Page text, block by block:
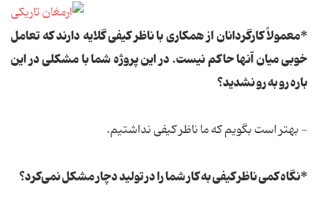
*معمولاً کارگردانان از همکاری با ناظر کیفی گلایه دارند که تعامل
خوبی میان آنها حاکم نیست. در این پروژه شما با مشکلی در این
باره رو به رو نشدید؟
- بهتر است بگویم که ما ناظر کیفی نداشتیم.
*نگاه کمی ناظر کیفی به کار شما را در تولید دچار مشکل نمی‌کرد؟